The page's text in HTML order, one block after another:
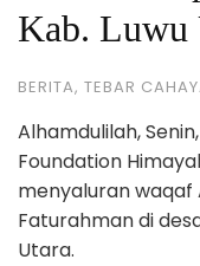
Kab. Luwu
BERITA, TEBAR
Alhamdulilah,
Foundation
menyaluran waqaf
Faturahman di
Utara.